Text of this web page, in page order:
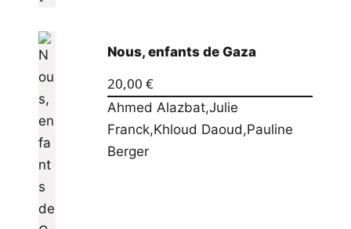
Nous, enfants de Gaza
20,00 €
Ahmed Alazbat,Julie
Franck,Khloud Daoud,Pauline
Berger